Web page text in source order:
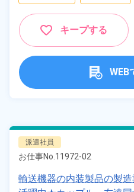
キープする
WEB
派遣社員
お仕事No. 11972-02
輸送機器の内装製品の製